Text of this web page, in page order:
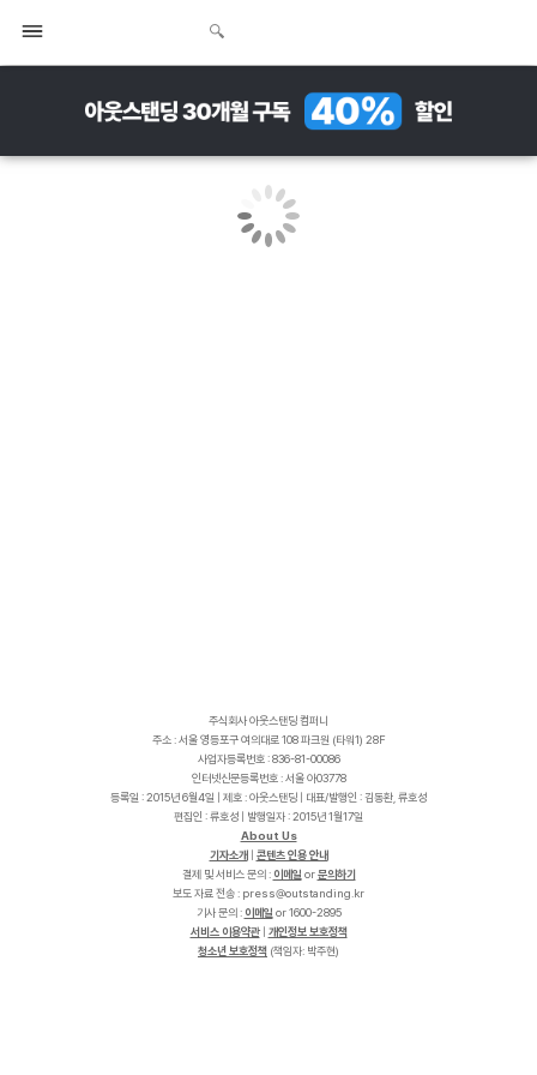
주식회사 아웃스탠딩 컴퍼니
주소 : 서울 영등포구 여의대로 108 파크원 (타워1) 28F
사업자등록번호 : 836-81-00086
인터넷신문등록번호 : 서울 아03778
등록일 : 2015년 6월4일 | 제호 : 아웃스탠딩 | 대표/발행인 : 김동환, 류호성
편집인 : 류호성 | 발행일자 : 2015년 1월17일
About Us
기자소개
콘텐츠 인용 안내
결제 및 서비스 문의 : 이메일 or문의하기
보도 자료 전송 :
r
k
.
g
n
i
d
n
a
t
s
t
u
o
@
s
s
e
r
p
기사 문의 : 이메일 or 1600-2895
서비스 이용약관| 개인정보 보호정책
청소년 보호정책 (책임자: 박주현)